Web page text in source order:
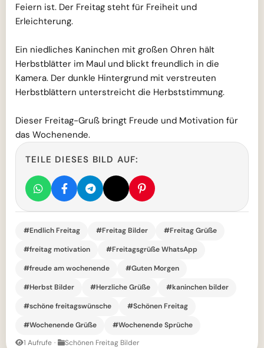
Feiern ist. Der Freitag steht für Freiheit und
Erleichterung.
Ein niedliches Kaninchen mit großen Ohren hält
Herbstblätter im Maul und blickt freundlich in die
Kamera. Der dunkle Hintergrund mit verstreuten
Herbstblättern unterstreicht die Herbststimmung.
Dieser Freitag-Gruß bringt Freude und Motivation für
das Wochenende.
TEILE DIESES BILD AUF:
#Endlich Freitag #Freitag Bilder
#Freitag Grüße
#freitag motivation
#Freitagsgrüße WhatsApp
#freude am wochenende
#Guten Morgen
#Herbst Bilder
#Herzliche Grüße
#kaninchen bilder
#schöne freitagswünsche
#Schönen Freitag
#Wochenende Grüße
#Wochenende Sprüche
1 Aufrufe · Schönen Freitag Bilder